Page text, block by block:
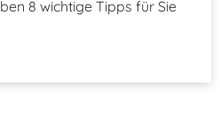
8 wichtige Tipps für Sie